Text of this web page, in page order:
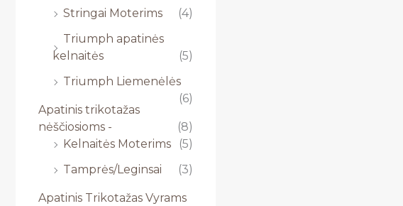
Stringai Moterims
(4)
Triumph apatinės
kelnaitės
(5)
Triumph Liemenėlės
(6)
Apatinis trikotažas
nėščiosioms -
(8)
Kelnaitės Moterims
(5)
Tamprės/Leginsai
(3)
Apatinis Trikotažas Vyrams